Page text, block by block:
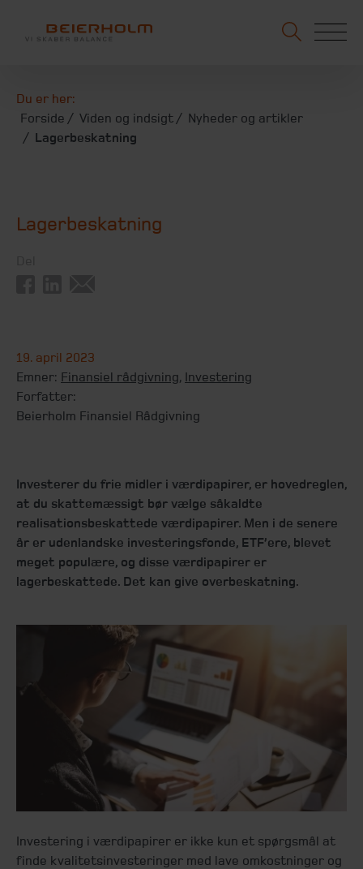
Du er her:
Forside
Viden og indsigt
Nyheder og artikler
Lagerbeskatning
Lagerbeskatning
19. april 2023
Emner: Finansiel rådgivning, Investering
Forfatter:
Beierholm Finansiel Rådgivning
Investerer du frie midler i værdipapirer, er hovedreglen,
at du skattemæssigt bør vælge såkaldte
realisationsbeskattede værdipapirer. Men i de senere
år er udenlandske investeringsfonde, ETF’ere, blevet
meget populære, og disse værdipapirer er
lagerbeskattede. Det kan give overbeskatning.
Investering i værdipapirer er ikke kun et spørgsmål at
finde kvalitetsinvesteringer med lave omkostninger og